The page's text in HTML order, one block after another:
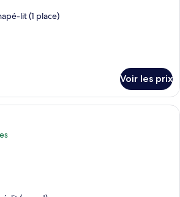
lit (1 place)
Voir les prix
Un salon moderne avec un fauteuil